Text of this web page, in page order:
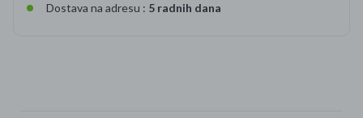
Dostava na adresu : 5 radnih dana